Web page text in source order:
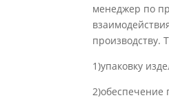
менеджер по
производству.
1)упаковку
2)обеспечение